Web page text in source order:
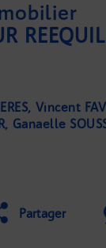
Vincent
Ganaelle
Partager